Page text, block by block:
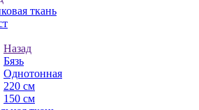
ткань
Назад
Бязь
Однотонная
220 см
150 см